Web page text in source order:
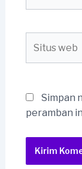
web
Simpan
peramban